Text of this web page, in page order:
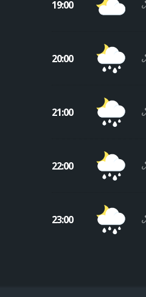
19:00
20:00
21:00
22:00
23:00